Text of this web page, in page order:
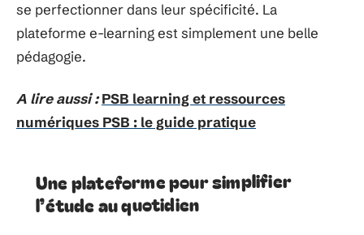
se perfectionner dans leur spécificité. La
plateforme e-learning est simplement une belle
pédagogie.
A lire aussi : PSB learning et ressources
numériques PSB : le guide pratique
Une plateforme pour simplifier
l’étude au quotidien